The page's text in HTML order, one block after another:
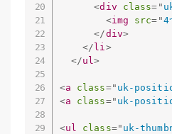
<div class= "
<img src= "4
</div>
</ li >
</ul>
<a class=" uk-
<a class=" uk-
<ul class=" uk-